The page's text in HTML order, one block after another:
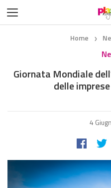
Home ❯
Giornata Mondiale
delle
4